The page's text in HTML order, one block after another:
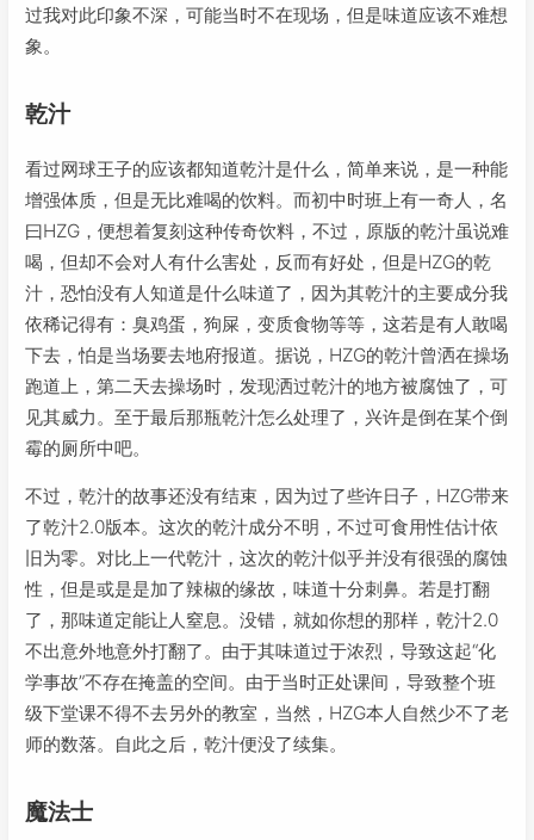
过我对此印象不深，可能当时不在现场，但是味道应该不难想
象。
乾汁
看过网球王子的应该都知道乾汁是什么，简单来说，是一种能
增强体质，但是无比难喝的饮料。而初中时班上有一奇人，名
曰HZG，便想着复刻这种传奇饮料，不过，原版的乾汁虽说难
喝，但却不会对人有什么害处，反而有好处，但是HZG的乾
汁，恐怕没有人知道是什么味道了，因为其乾汁的主要成分我
依稀记得有：臭鸡蛋，狗屎，变质食物等等，这若是有人敢喝
下去，怕是当场要去地府报道。据说，HZG的乾汁曾洒在操场
跑道上，第二天去操场时，发现洒过乾汁的地方被腐蚀了，可
见其威力。至于最后那瓶乾汁怎么处理了，兴许是倒在某个倒
霉的厕所中吧。
不过，乾汁的故事还没有结束，因为过了些许日子，HZG带来
了乾汁2.0版本。这次的乾汁成分不明，不过可食用性估计依
旧为零。对比上一代乾汁，这次的乾汁似乎并没有很强的腐蚀
性，但是或是是加了辣椒的缘故，味道十分刺鼻。若是打翻
了，那味道定能让人窒息。没错，就如你想的那样，乾汁2.0
不出意外地意外打翻了。由于其味道过于浓烈，导致这起“化
学事故”不存在掩盖的空间。由于当时正处课间，导致整个班
级下堂课不得不去另外的教室，当然，HZG本人自然少不了老
师的数落。自此之后，乾汁便没了续集。
魔法士